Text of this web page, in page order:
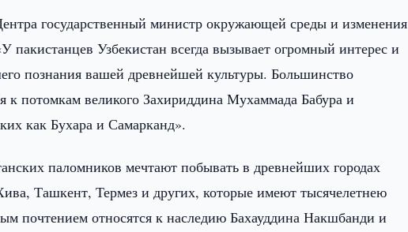
государственный министр окружающей среды и изменения
пакистанцев Узбекистан всегда вызывает огромный интерес и
познания вашей древнейшей культуры. Большинство
к потомкам великого Захириддина Мухаммада Бабура и
как Бухара и Самарканд».
паломников мечтают побывать в древнейших городах
Ташкент, Термез и других, которые имеют тысячелетнею
почтением относятся к наследию Бахауддина Накшбанди и